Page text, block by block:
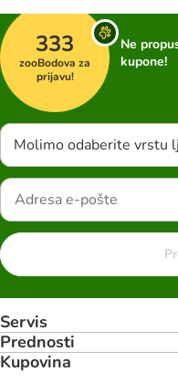
333
zooBodova za
prijavu!
Ne
kupone!
Molimo odaberite vrstu
Servis
Prednosti
Kupovina